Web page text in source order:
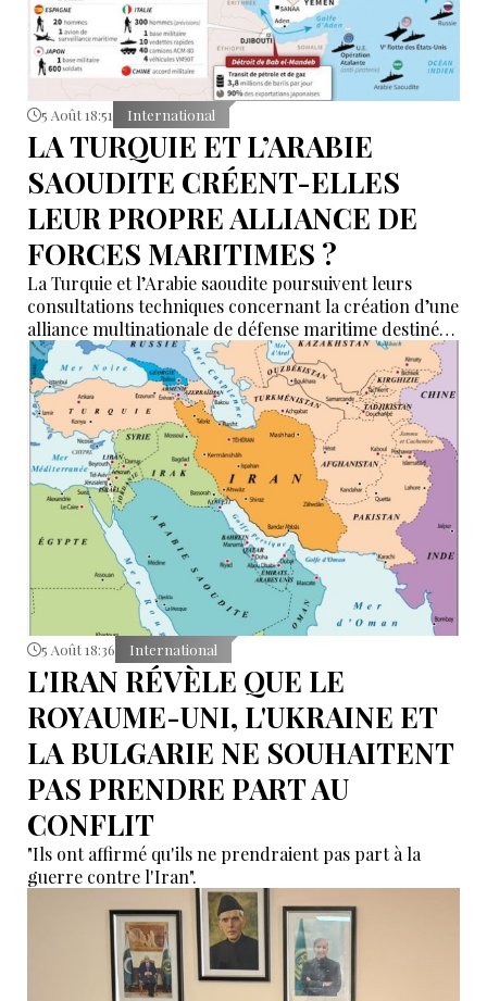
5 Août 18:51 International
LA TURQUIE ET L’ARABIE
SAOUDITE CRÉENT-ELLES
LEUR PROPRE ALLIANCE DE
FORCES MARITIMES ?
La Turquie et l’Arabie saoudite poursuivent leurs
consultations techniques concernant la création d’une
alliance multinationale de défense maritime destinée
à garantir la sécurité de la navigation en mer Rouge,
dans le détroit de Bab el-Mandeb et dans le golfe
d’Aden.
5 Août 18:36 International
L'IRAN RÉVÈLE QUE LE
ROYAUME-UNI, L'UKRAINE ET
LA BULGARIE NE SOUHAITENT
PAS PRENDRE PART AU
CONFLIT
"Ils ont affirmé qu'ils ne prendraient pas part à la
guerre contre l'Iran".